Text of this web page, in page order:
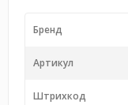
Бренд
Артикул
Штрихкод